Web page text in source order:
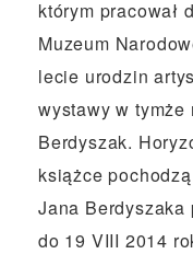
którym pracował
Muzeum
lecie urodzin
wystawy w tymże
Berdyszak.
książce
Jana Berdyszaka
do 19 VIII 2014